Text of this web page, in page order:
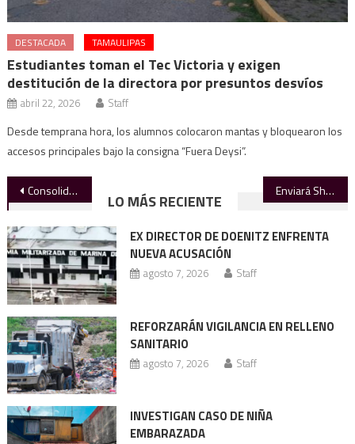
DESTACADA TAMAULIPAS
Estudiantes toman el Tec Victoria y exigen
destitución de la directora por presuntos desvíos
abril 22, 2026 Staff
Desde temprana hora, los alumnos colocaron mantas y bloquearon los
accesos principales bajo la consigna “Fuera Deysi”.
Navegación
de
entradas
Consolida Vivienda para el Bienestar un 60% de avance en Tamaulipas Enviará Sheinbaum el lunes el Plan B de la Reforma Elector; busca reducir privilegios y ahorrar 4 mil mdp
LO MÁS RECIENTE
EX DIRECTOR DE DOENITZ ENFRENTA
NUEVA ACUSACIÓN
agosto 7, 2026 Staff
REFORZARÁN VIGILANCIA EN RELLENO
SANITARIO
agosto 7, 2026 Staff
INVESTIGAN CASO DE NIÑA
EMBARAZADA